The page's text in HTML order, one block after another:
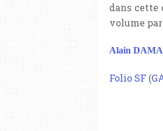
dans cette
volume
Alain
Folio SF (